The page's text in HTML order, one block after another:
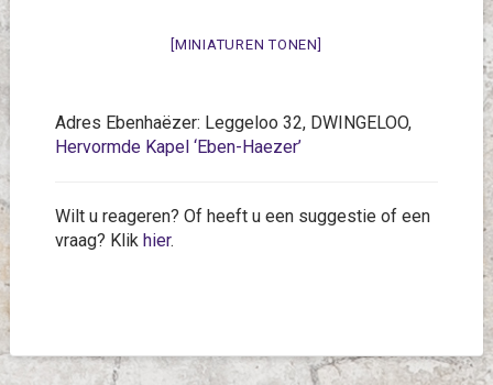
[MINIATUREN TONEN]
Adres Ebenhaëzer: Leggeloo 32, DWINGELOO,
Hervormde Kapel ‘Eben-Haezer’
Wilt u reageren? Of heeft u een suggestie of een
vraag? Klik hier.